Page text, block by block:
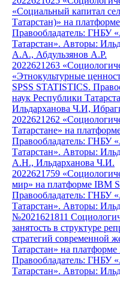
«Социальный капитал
Татарстан)» на
Правообладатель: ГНБУ
Татарстан». Авторы:
А.А., Абдульзянов А.Р.
2022621263
«Этнокультурные
SPSS STATISTICS.
наук Республики
Ильдарханова Ч.И,
2022621262
Татарстане» на
Правообладатель: ГНБУ
Татарстан». Авторы:
А.Н., Ильдарханова Ч.И.
2022621759
мир» на платформе IBM
Правообладатель: ГНБУ
Татарстан». Авторы:
№2021621811
занятость в структуре
стратегий современной
Татарстан» на
Правообладатель: ГНБУ
Татарстан». Авторы: